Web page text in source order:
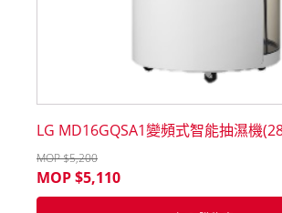
LG MD16GQSA1變頻式智能抽濕機
MOP $5,200
MOP $5,110